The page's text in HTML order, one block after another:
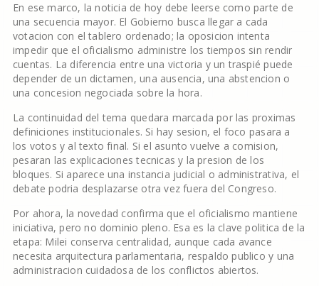
En ese marco, la noticia de hoy debe leerse como parte de
una secuencia mayor. El Gobierno busca llegar a cada
votacion con el tablero ordenado; la oposicion intenta
impedir que el oficialismo administre los tiempos sin rendir
cuentas. La diferencia entre una victoria y un traspié puede
depender de un dictamen, una ausencia, una abstencion o
una concesion negociada sobre la hora.
La continuidad del tema quedara marcada por las proximas
definiciones institucionales. Si hay sesion, el foco pasara a
los votos y al texto final. Si el asunto vuelve a comision,
pesaran las explicaciones tecnicas y la presion de los
bloques. Si aparece una instancia judicial o administrativa, el
debate podria desplazarse otra vez fuera del Congreso.
Por ahora, la novedad confirma que el oficialismo mantiene
iniciativa, pero no dominio pleno. Esa es la clave politica de la
etapa: Milei conserva centralidad, aunque cada avance
necesita arquitectura parlamentaria, respaldo publico y una
administracion cuidadosa de los conflictos abiertos.